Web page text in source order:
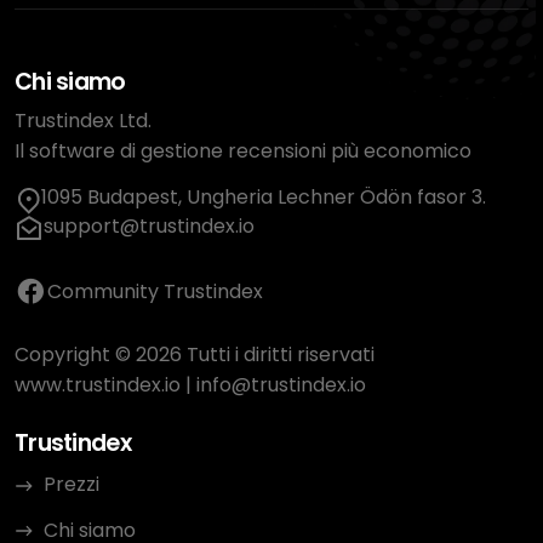
Chi siamo
Trustindex Ltd.
Il software di gestione recensioni più economico
1095 Budapest, Ungheria Lechner Ödön fasor 3.
support@trustindex.io
Community Trustindex
Copyright © 2026 Tutti i diritti riservati
www.trustindex.io | info@trustindex.io
Trustindex
Prezzi
Chi siamo